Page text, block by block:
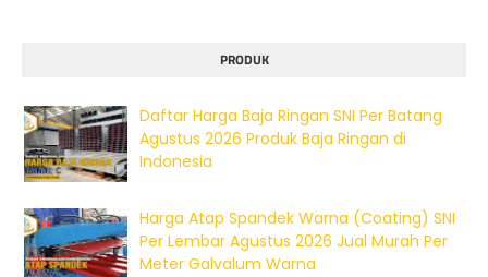
PRODUK
Daftar Harga Baja Ringan SNI Per Batang
Agustus 2026 Produk Baja Ringan di
Indonesia
Harga Atap Spandek Warna (Coating) SNI
Per Lembar Agustus 2026 Jual Murah Per
Meter Galvalum Warna